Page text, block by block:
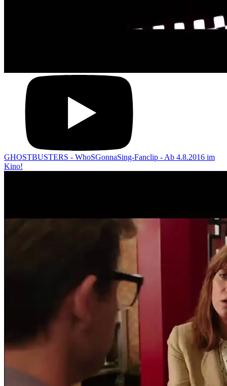
GHOSTBUSTERS - WhoSGonnaSing-Fanclip - Ab 4.8.2016 im
Kino!